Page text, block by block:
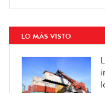
LO MÁS VISTO